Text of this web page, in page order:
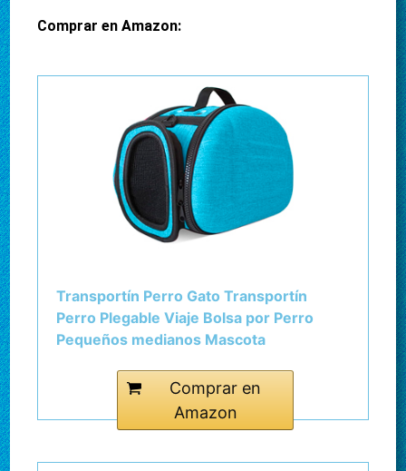
Comprar en Amazon:
Transportín Perro Gato Transportín
Perro Plegable Viaje Bolsa por Perro
Pequeños medianos Mascota
Respirable Pet CarrierComprar en
Amazon